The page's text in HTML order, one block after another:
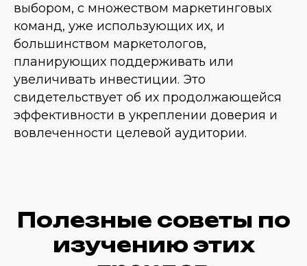
выбором, с множеством маркетинговых
команд, уже использующих их, и
большинством маркетологов,
планирующих поддерживать или
увеличивать инвестиции. Это
свидетельствует об их продолжающейся
эффективности в укреплении доверия и
вовлеченности целевой аудитории.
Полезные советы по
изучению этих